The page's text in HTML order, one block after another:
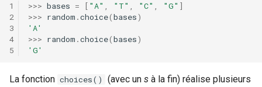
>>> bases = [ "A" , "T" , "C" , "G" ]
>>> random .choice(bases)
'A'
>>> random .choice(bases)
'G'
La fonction choices() (avec un s à la fin) réalise plusieurs